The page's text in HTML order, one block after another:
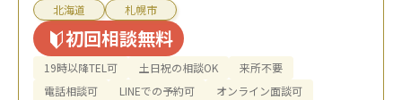
北海道 札幌市
初回相談無料
19時以降TEL可 土日祝の相談OK
来所不要
電話相談可
LINEでの予約可
オンライン面談可